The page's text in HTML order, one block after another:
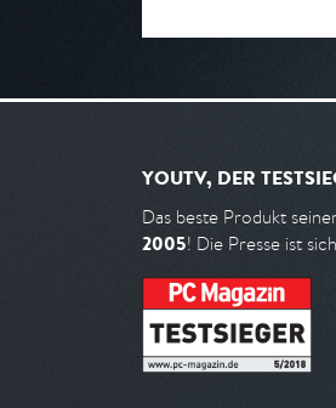
YOUTV, DER
Das beste Produkt
2005! Die Presse ist